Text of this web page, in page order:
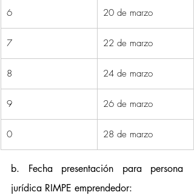
6 20 de marzo
7 22 de marzo
8 24 de marzo
9 26 de marzo
0 28 de marzo
b. Fecha presentación para persona
jurídica RIMPE emprendedor: